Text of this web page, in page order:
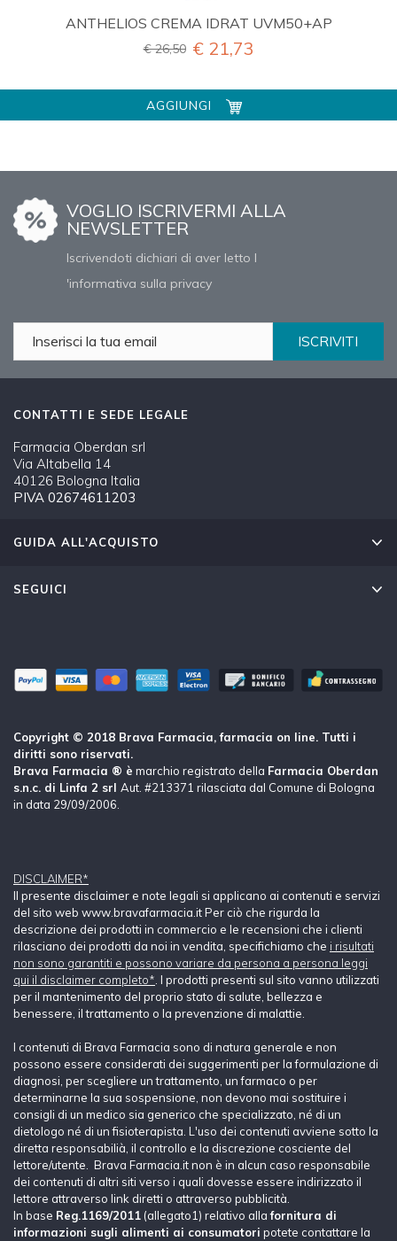
ANTHELIOS CREMA IDRAT UVM50+AP
€ 26,50 € 21,73
AGGIUNGI
VOGLIO ISCRIVERMI ALLA
NEWSLETTER
Iscrivendoti dichiari di aver letto l
'informativa sulla privacy
ISCRIVITI
CONTATTI E SEDE LEGALE
Farmacia Oberdan srl
Via Altabella 14
40126 Bologna Italia
PIVA 02674611203
GUIDA ALL'ACQUISTO
SEGUICI
Copyright © 2018 Brava Farmacia, farmacia on line. Tutti i
diritti sono riservati.
Brava Farmacia ® è marchio registrato della Farmacia Oberdan
s.n.c. di Linfa 2 srl Aut. #213371 rilasciata dal Comune di Bologna
in data 29/09/2006.
DISCLAIMER*
Il presente disclaimer e note legali si applicano ai contenuti e servizi
del sito web www.bravafarmacia.it Per ciò che rigurda la
descrizione dei prodotti in commercio e le recensioni che i clienti
rilasciano dei prodotti da noi in vendita, specifichiamo che i risultati
non sono garantiti e possono variare da persona a persona leggi
qui il disclaimer completo* . I prodotti presenti sul sito vanno utilizzati
per il mantenimento del proprio stato di salute, bellezza e
benessere, il trattamento o la prevenzione di malattie.
I contenuti di Brava Farmacia sono di natura generale e non
possono essere considerati dei suggerimenti per la formulazione di
diagnosi, per scegliere un trattamento, un farmaco o per
determinarne la sua sospensione, non devono mai sostituire i
consigli di un medico sia generico che specializzato, né di un
dietologo né di un fisioterapista. L'uso dei contenuti avviene sotto la
diretta responsabilià, il controllo e la discrezione cosciente del
lettore/utente. Brava Farmacia.it non è in alcun caso responsabile
dei contenuti di altri siti verso i quali dovesse essere indirizzato il
lettore attraverso link diretti o attraverso pubblicità.
In base Reg.1169/2011 (allegato1) relativo allafornitura di
informazioni sugli alimenti ai consumatori potete contattare la